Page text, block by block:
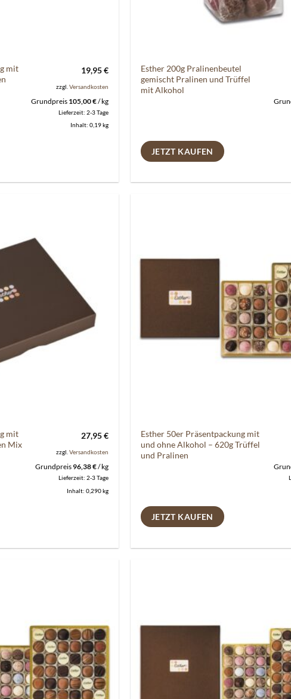
mit
19,95€
zzgl. Versandkosten
Grundpreis 105,00€/kg
Lieferzeit: 2-3 Tage
Inhalt: 0,19kg
Esther 200g Pralinenbeutel
gemischt Pralinen und Trüffel
mit Alkohol
JETZT KAUFEN
mit
Mix
27,95€
zzgl. Versandkosten
Grundpreis96,38€/kg
Lieferzeit: 2-3 Tage
Inhalt: 0,290kg
Esther 50er Präsentpackung mit
und ohne Alkohol – 620g Trüffel
und Pralinen
JETZT KAUFEN